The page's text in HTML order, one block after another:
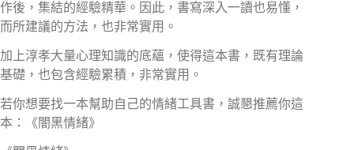
作後，集結的經驗精華。因此，書寫深入一讀也易懂，
而所建議的方法，也非常實用。
加上淳孝大量心理知識的底蘊，使得這本書，既有理論
基礎，也包含經驗累積，非常實用。
若你想要找一本幫助自己的情緒工具書，誠懇推薦你這
本：《闇黑情緒》